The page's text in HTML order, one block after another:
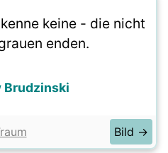
keine - die nicht
enden.
Brudzinski
Bild →